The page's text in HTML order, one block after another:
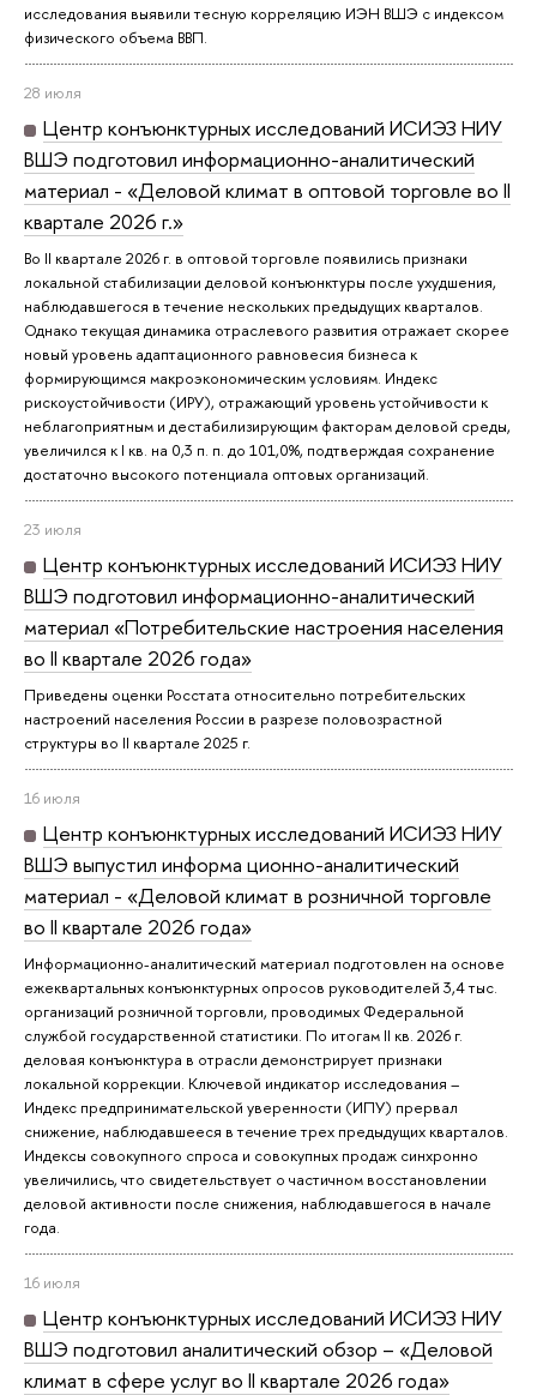
исследования выявили тесную корреляцию ИЭН ВШЭ с индексом
физического объема ВВП.
28 июля
Центр конъюнктурных исследований ИСИЭЗ НИУ
ВШЭ подготовил информационно-аналитический
материал - «Деловой климат в оптовой торговле во II
квартале 2026 г.»
Во II квартале 2026 г. в оптовой торговле появились признаки
локальной стабилизации деловой конъюнктуры после ухудшения,
наблюдавшегося в течение нескольких предыдущих кварталов.
Однако текущая динамика отраслевого развития отражает скорее
новый уровень адаптационного равновесия бизнеса к
формирующимся макроэкономическим условиям. Индекс
рискоустойчивости (ИРУ), отражающий уровень устойчивости к
неблагоприятным и дестабилизирующим факторам деловой среды,
увеличился к I кв. на 0,3 п. п. до 101,0%, подтверждая сохранение
достаточно высокого потенциала оптовых организаций.
23 июля
Центр конъюнктурных исследований ИСИЭЗ НИУ
ВШЭ подготовил информационно-аналитический
материал «Потребительские настроения населения
во II квартале 2026 года»
Приведены оценки Росстата относительно потребительских
настроений населения России в разрезе половозрастной
структуры во II квартале 2025 г.
16 июля
Центр конъюнктурных исследований ИСИЭЗ НИУ
ВШЭ выпустил информа ционно-аналитический
материал - «Деловой климат в розничной торговле
во II квартале 2026 года»
Информационно-аналитический материал подготовлен на основе
ежеквартальных конъюнктурных опросов руководителей 3,4 тыс.
организаций розничной торговли, проводимых Федеральной
службой государственной статистики. По итогам II кв. 2026 г.
деловая конъюнктура в отрасли демонстрирует признаки
локальной коррекции. Ключевой индикатор исследования –
Индекс предпринимательской уверенности (ИПУ) прервал
снижение, наблюдавшееся в течение трех предыдущих кварталов.
Индексы совокупного спроса и совокупных продаж синхронно
увеличились, что свидетельствует о частичном восстановлении
деловой активности после снижения, наблюдавшегося в начале
года.
16 июля
Центр конъюнктурных исследований ИСИЭЗ НИУ
ВШЭ подготовил аналитический обзор – «Деловой
климат в сфере услуг во II квартале 2026 года»